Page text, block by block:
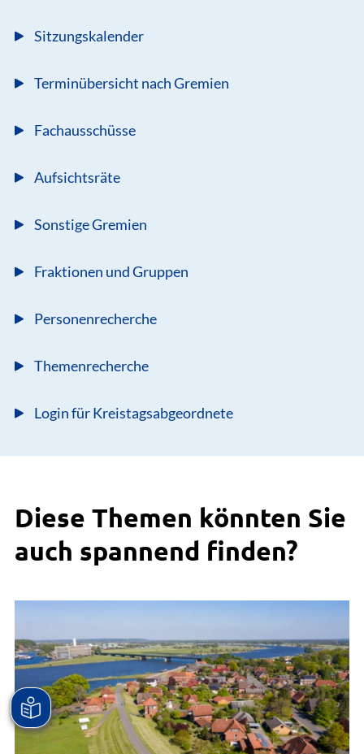
Sitzungskalender
Terminübersicht nach Gremien
Fachausschüsse
Aufsichtsräte
Sonstige Gremien
Fraktionen und Gruppen
Personenrecherche
Themenrecherche
Login für Kreistagsabgeordnete
Diese Themen könnten Sie
auch spannend finden?